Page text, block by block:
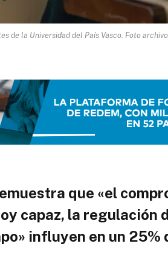
de la Universidad del País Vasco. Foto
que «el
capaz, la regulación
influyen en un 25%